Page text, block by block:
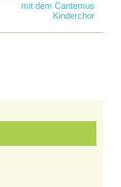
mit dem Cantemus
Kinderchor